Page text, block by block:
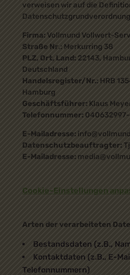
verweisen wir auf die
Datenschutzgrundverordnung
Firma:Vollmund Vollwert-
Straße Nr.: Merkurring 38
PLZ, Ort, Land:22143,
Deutschland
Handelsregister/Nr.: HRB
Hamburg
Geschäftsführer:Klaus
Telefonnummer:
E-Mailadresse:
Datenschutzbeauftragter:
E-Mailadresse:
Cookie-Einstellungen
Arten der verarbeiteten
Bestandsdaten (z.B.,
Kontaktdaten (z.B., E-
Telefonnummern)